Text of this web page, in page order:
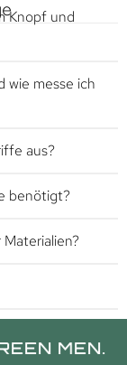
Knopf und
wie messe ich
aus?
benötigt?